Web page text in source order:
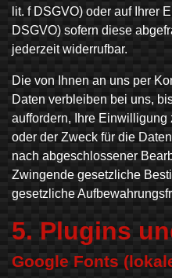
lit. f DSGVO) oder auf Ihrer
DSGVO) sofern diese
jederzeit widerrufbar.
Die von Ihnen an uns per
Daten verbleiben bei uns,
auffordern, Ihre
oder der Zweck für die
nach abgeschlossener
Zwingende gesetzliche
gesetzliche
5. Plugins
Google Fonts